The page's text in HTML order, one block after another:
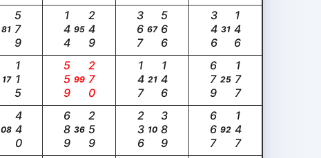
81 579 144 95249 367 67566 346 31146
17115 559 99270 147 21146 679 25177
08 440 689 36259 236 10389 667 92147